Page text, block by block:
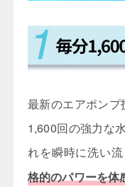
最新のエアポン
1,600回の強力な
れを瞬時に洗い
格的のパワーを体